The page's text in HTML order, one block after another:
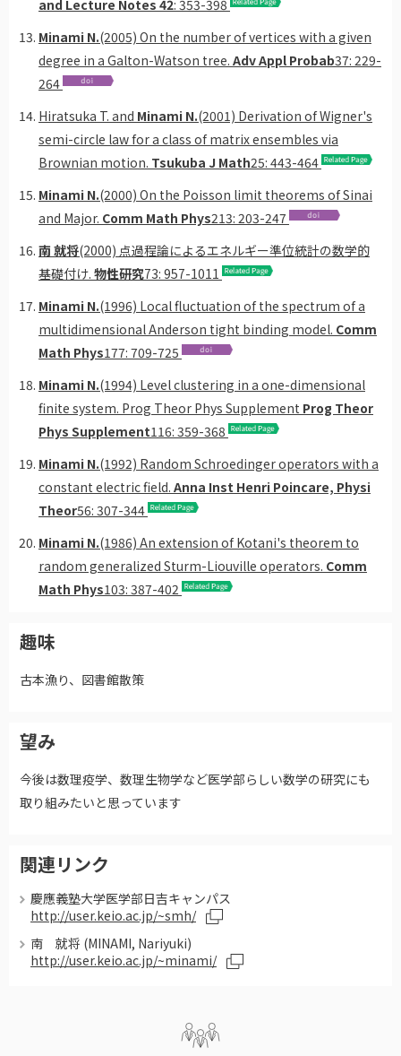
and Lecture Notes 42: 353-398
Minami N.(2005) On the number of vertices with a given
degree in a Galton-Watson tree. Adv Appl Probab37: 229-
264
Hiratsuka T. and Minami N.(2001) Derivation of Wigner's
semi-circle law for a class of matrix ensembles via
Brownian motion. Tsukuba J Math25: 443-464
Minami N.(2000) On the Poisson limit theorems of Sinai
and Major. Comm Math Phys213: 203-247
南 就将(2000) 点過程論によるエネルギー準位統計の数学的
基礎付け. 物性研究73: 957-1011
Minami N.(1996) Local fluctuation of the spectrum of a
multidimensional Anderson tight binding model. Comm
Math Phys177: 709-725
Minami N.(1994) Level clustering in a one-dimensional
finite system. Prog Theor Phys Supplement Prog Theor
Phys Supplement116: 359-368
Minami N.(1992) Random Schroedinger operators with a
constant electric field. Anna Inst Henri Poincare, Physi
Theor56: 307-344
Minami N.(1986) An extension of Kotani's theorem to
random generalized Sturm-Liouville operators. Comm
Math Phys103: 387-402
趣味
古本漁り、図書館散策
望み
今後は数理疫学、数理生物学など医学部らしい数学の研究にも
取り組みたいと思っています
関連リンク
慶應義塾大学医学部日吉キャンパス
http://user.keio.ac.jp/~smh/
南 就将 (MINAMI, Nariyuki)
http://user.keio.ac.jp/~minami/